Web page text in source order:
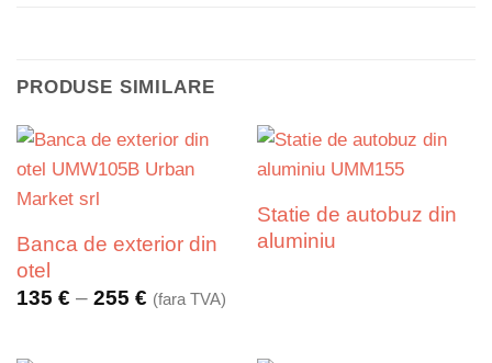
PRODUSE SIMILARE
Banca de exterior din
otel
135 € – 255 €Interval
(fara TVA)
Statie de autobuz din
aluminiu